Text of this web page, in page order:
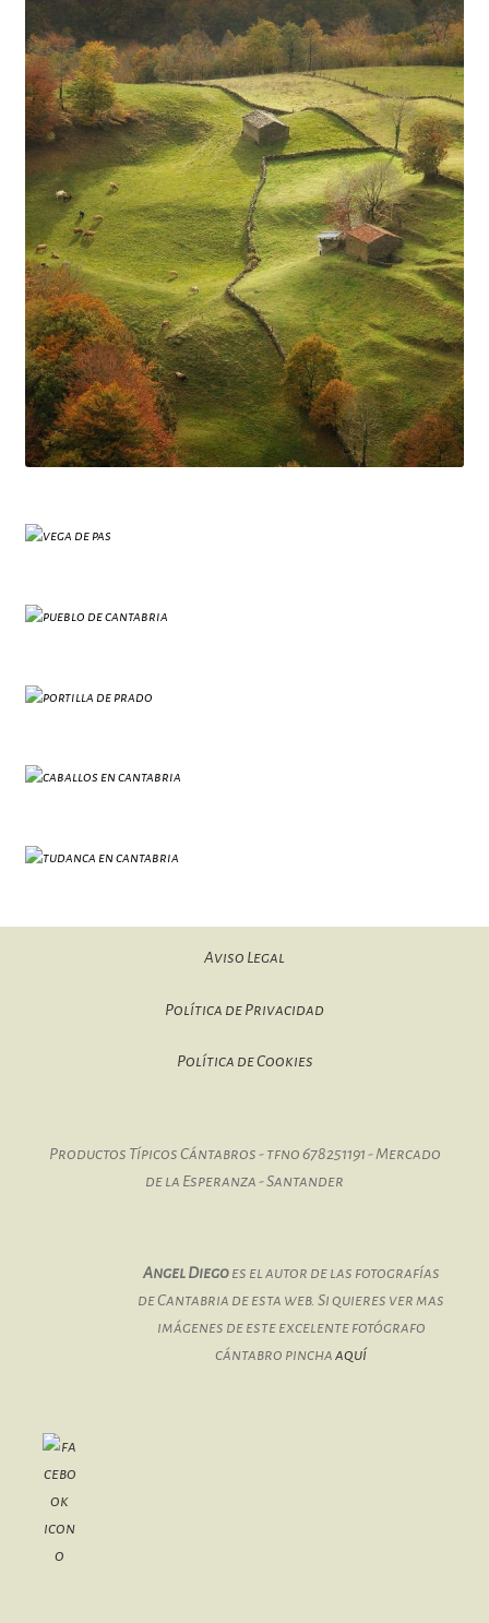
Aviso Legal
Política de Privacidad
Política de Cookies
Productos Típicos Cántabros - tfno 678251191 - Mercado
de la Esperanza - Santander
Angel Diegoes el autor de las fotografías
de Cantabria de esta web. Si quieres ver mas
imágenes de este excelente fotógrafo
cántabro pinchaaquí